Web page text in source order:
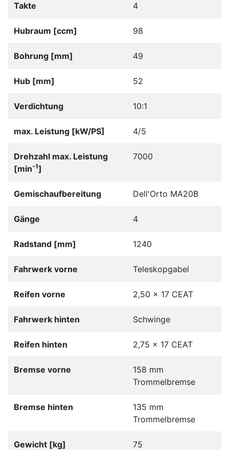
Takte 4
Hubraum [ccm] 98
Bohrung [mm] 49
Hub [mm] 52
Verdichtung 10:1
max. Leistung [kW/PS] 4/5
Drehzahl max. Leistung
[min-1]
7000
Gemischaufbereitung Dell'Orto MA20B
Gänge 4
Radstand [mm] 1240
Fahrwerk vorne Teleskopgabel
Reifen vorne 2,50 x 17 CEAT
Fahrwerk hinten Schwinge
Reifen hinten 2,75 x 17 CEAT
Bremse vorne
158 mm
Trommelbremse
Bremse hinten
135 mm
Trommelbremse
Gewicht [kg] 75